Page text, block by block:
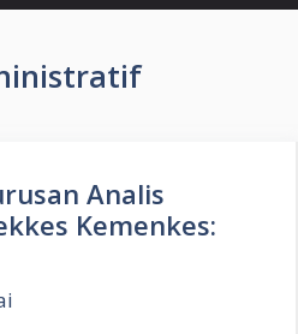
Analis
Kemenkes: